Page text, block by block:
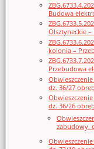
Budowa
Olsztyneckie
kolonia –
Przebudowa
dz. 36/27
dz. 36/26
zabudowy,